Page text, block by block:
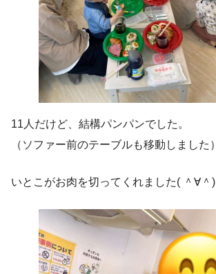
11人だけど、結構パンパンでした。
（ソファー前のテーブルも移動しました）
いとこがお肉を切ってくれました( ＾∀＾)